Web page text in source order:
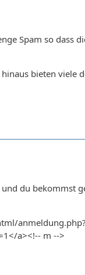
Spam so dass
bieten viele
du bekommst
anmeldung.php?
a><!-- m -->